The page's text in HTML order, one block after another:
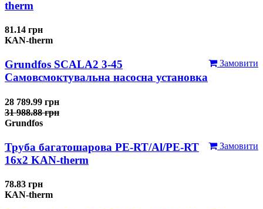
therm
81.14 грн
KAN-therm
Замовити
Grundfos SCALA2 3-45
Самовсмоктувальна насосна установка
28 789.99 грн
31 988.88 грн
Grundfos
Замовити
Труба багатошарова PE-RT/Al/PE-RT
16x2 KAN-therm
78.83 грн
KAN-therm